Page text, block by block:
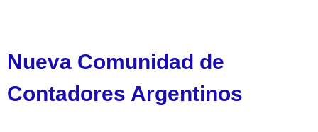
Nueva Comunidad de
Contadores Argentinos